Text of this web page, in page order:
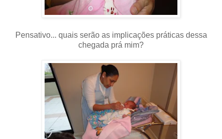
Pensativo... quais serão as implicações práticas dessa
chegada prá mim?